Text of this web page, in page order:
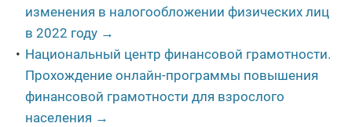
изменения в налогообложении физических лиц
в 2022 году →
Национальный центр финансовой грамотности.
Прохождение онлайн-программы повышения
финансовой грамотности для взрослого
населения →